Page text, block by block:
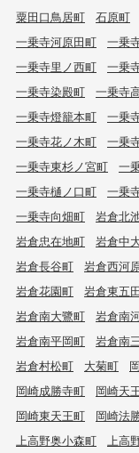
粟田口鳥居町 石原町
一乗寺河原田町
一乗
一乗寺里ノ西町
一乗
一乗寺染殿町
一乗寺
一乗寺燈籠本町
一乗
一乗寺花ノ木町
一乗
一乗寺東杉ノ宮町
一
一乗寺樋ノ口町
一乗
一乗寺向畑町
岩倉北
岩倉忠在地町
岩倉中
岩倉長谷町
岩倉西河
岩倉花園町
岩倉東五
岩倉南大鷺町
岩倉南
岩倉南平岡町
岩倉南
岩倉村松町
大菊町
岡崎成勝寺町
岡崎天
岡崎東天王町
岡崎法
上高野奥小森町
上高